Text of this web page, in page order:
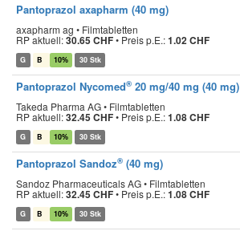
Pantoprazol axapharm (40 mg)
axapharm ag • Filmtabletten
RP aktuell:30.65 CHF• Preis p.E.:1.02 CHF
G B 10% 30 Stk
Pantoprazol Nycomed® 20 mg/40 mg (40 mg)
Takeda Pharma AG • Filmtabletten
RP aktuell:32.45 CHF• Preis p.E.:1.08 CHF
G B 10% 30 Stk
Pantoprazol Sandoz® (40 mg)
Sandoz Pharmaceuticals AG • Filmtabletten
RP aktuell:32.45 CHF• Preis p.E.:1.08 CHF
G B 10% 30 Stk